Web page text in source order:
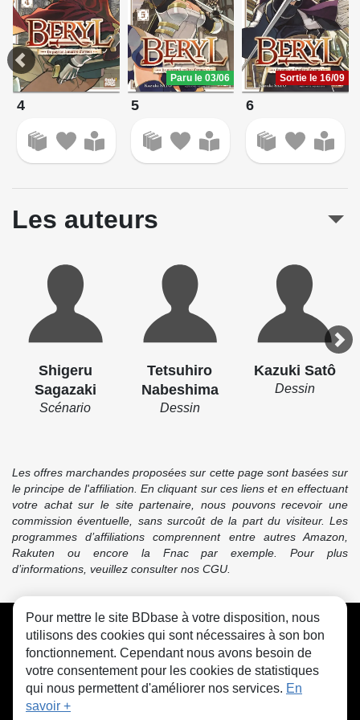
4
Paru le 03/06
5
Sortie le 16/09
6
Les auteurs
Shigeru
Sagazaki
Scénario
Tetsuhiro
Nabeshima
Dessin
Kazuki Satô
Dessin
Les offres marchandes proposées sur cette page sont basées sur
le principe de l'affiliation. En cliquant sur ces liens et en effectuant
votre achat sur le site partenaire, nous pouvons recevoir une
commission éventuelle, sans surcoût de la part du visiteur. Les
programmes d’affiliations comprennent entre autres Amazon,
Rakuten ou encore la Fnac par exemple. Pour plus
d’informations, veuillez consulter nos CGU.
CGU FAQ Contact Cookies
Pour mettre le site BDbase à votre disposition, nous
utilisons des cookies qui sont nécessaires à son bon
fonctionnement. Cependant nous avons besoin de
votre consentement pour les cookies de statistiques
qui nous permettent d'améliorer nos services. En
savoir +